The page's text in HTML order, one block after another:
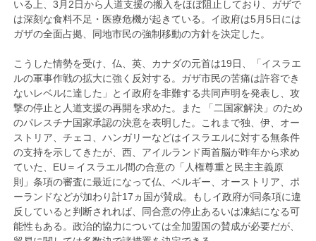
いる上、3月2日から人道支援の搬入をほぼ阻止しており、ガザで
は深刻な食料不足・医療危機が起きている。イ政府は5月5日には
ガザの全面占拠、同地市民の強制移動の方針を決定した。
こうした情勢を受け、仏、英、カナダの元首は19日、「イスラエ
ルの軍事作戦の拡大に強く反対する。ガザ市民の苦痛は許容でき
ないレベルに達した」とイ政府を非難する共同声明を発表し、攻
撃の停止と人道支援の再開を求めた。また 「二国家解決」のため
のパレスチナ国家承認の決意を表明した。これまで独、伊、オー
ストリア、チェコ、ハンガリーなどはイスラエルに対する無条件
の支持を示してきたが、西、アイルランド両首脳が昨年から求め
ていた、EU＝イスラエル間の合意の「人権尊重と民主主義原
則」条項の審査に最近になって仏、ベルギー、オーストリア、ポ
ーランドなどが加わり計17ヵ国が賛成。もしイ政府が同条項に違
反していると判断されれば、同合意の停止あるいは凍結になる可
能性もある。政治的協力については全加盟国の賛成が必要だが、